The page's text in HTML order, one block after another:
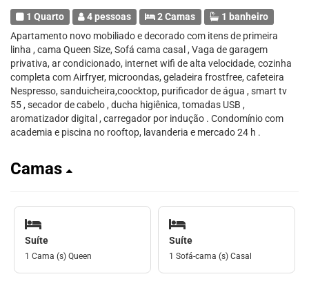
1 Quarto 4 pessoas 2 Camas
1 banheiro
Apartamento novo mobiliado e decorado com itens de primeira
linha , cama Queen Size, Sofá cama casal , Vaga de garagem
privativa, ar condicionado, internet wifi de alta velocidade, cozinha
completa com Airfryer, microondas, geladeira frostfree, cafeteira
Nespresso, sanduicheira,coocktop, purificador de água , smart tv
55 , secador de cabelo , ducha higiênica, tomadas USB ,
aromatizador digital , carregador por indução . Condomínio com
academia e piscina no rooftop, lavanderia e mercado 24 h .
Camas
Suíte
1 Cama (s) Queen
Suíte
1 Sofá-cama (s) Casal